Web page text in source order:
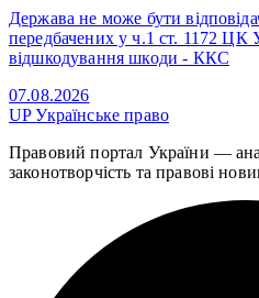
Держава не може бути
передбачених у ч.1 ст. 1172 ЦК
відшкодування шкоди - ККС
07.08.2026
UPУкраїнське право
Правовий портал України —
законотворчість та правові